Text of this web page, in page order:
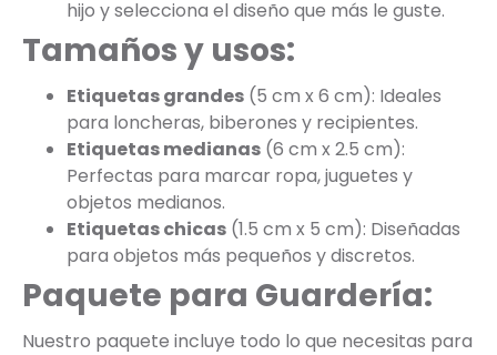
hijo y selecciona el diseño que más le guste.
Tamaños y usos:
Etiquetas grandes (5 cm x 6 cm): Ideales
para loncheras, biberones y recipientes.
Etiquetas medianas (6 cm x 2.5 cm):
Perfectas para marcar ropa, juguetes y
objetos medianos.
Etiquetas chicas (1.5 cm x 5 cm): Diseñadas
para objetos más pequeños y discretos.
Paquete para Guardería:
Nuestro paquete incluye todo lo que necesitas para